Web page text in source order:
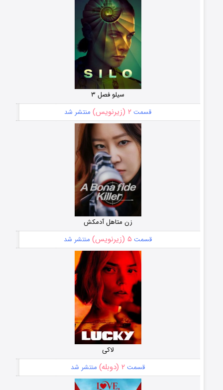
سیلو فصل ۳
قسمت ۲ (زیرنویس) منتشر شد
زن متاهل آدمکش
قسمت ۵ (زیرنویس) منتشر شد
لاکی
قسمت ۲ (دوبله) منتشر شد